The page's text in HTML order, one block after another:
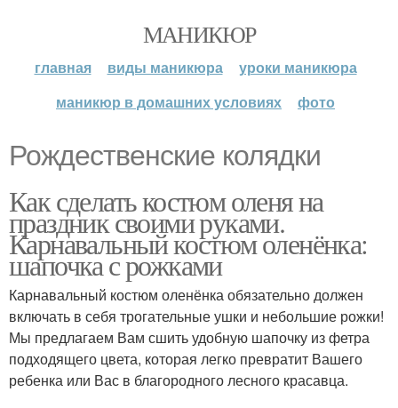
МАНИКЮР
главная виды маникюра
уроки маникюра
маникюр в домашних условиях
фото
Рождественские колядки
Как сделать костюм оленя на
праздник своими руками.
Карнавальный костюм оленёнка:
шапочка с рожками
Карнавальный костюм оленёнка обязательно должен
включать в себя трогательные ушки и небольшие рожки!
Мы предлагаем Вам сшить удобную шапочку из фетра
подходящего цвета, которая легко превратит Вашего
ребенка или Вас в благородного лесного красавца.